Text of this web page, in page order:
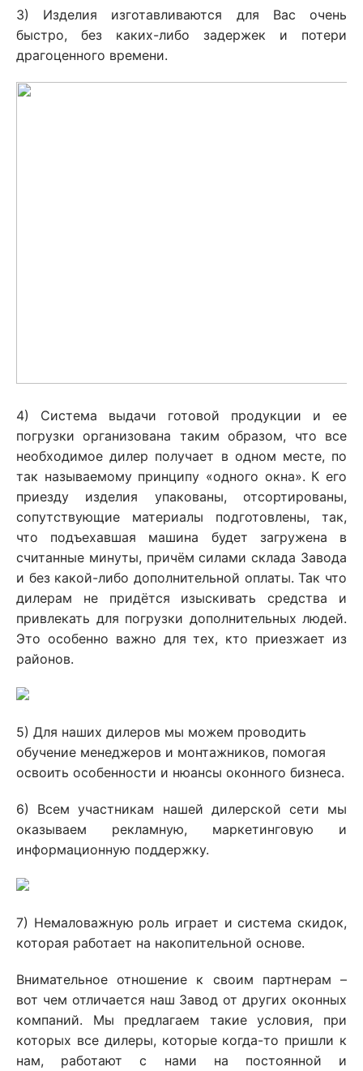
3) Изделия изготавливаются для Вас очень
быстро, без каких-либо задержек и потери
драгоценного времени.
4) Система выдачи готовой продукции и ее
погрузки организована таким образом, что все
необходимое дилер получает в одном месте, по
так называемому принципу «одного окна». К его
приезду изделия упакованы, отсортированы,
сопутствующие материалы подготовлены, так,
что подъехавшая машина будет загружена в
считанные минуты, причём силами склада Завода
и без какой-либо дополнительной оплаты. Так что
дилерам не придётся изыскивать средства и
привлекать для погрузки дополнительных людей.
Это особенно важно для тех, кто приезжает из
районов.
5) Для наших дилеров мы можем проводить
обучение менеджеров и монтажников, помогая
освоить особенности и нюансы оконного бизнеса.
6) Всем участникам нашей дилерской сети мы
оказываем рекламную, маркетинговую и
информационную поддержку.
7) Немаловажную роль играет и система скидок,
которая работает на накопительной основе.
Внимательное отношение к своим партнерам –
вот чем отличается наш Завод от других оконных
компаний. Мы предлагаем такие условия, при
которых все дилеры, которые когда-то пришли к
нам, работают с нами на постоянной и